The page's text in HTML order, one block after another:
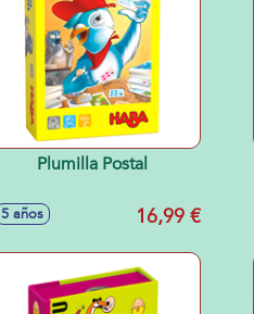
Plumilla Postal
5 años 16,99 €